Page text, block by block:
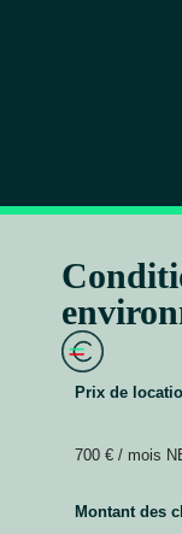
Prix de
700 € / mois
Montant des